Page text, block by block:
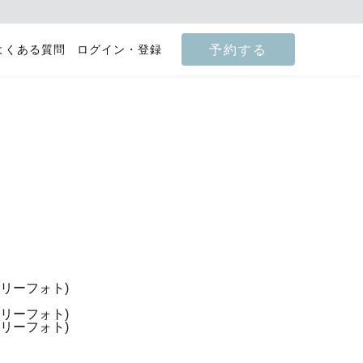
くある質問 ログイン・登録 予約する